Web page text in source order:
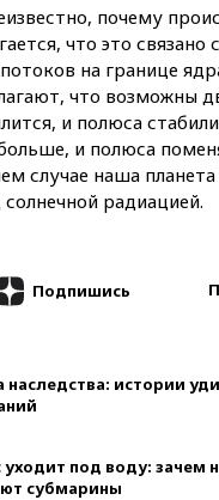
почему
что это связано
на границе
что возможны
и полюса
и полюса
случае наша
радиацией.
Подпишись
наследства: истории
уходит под воду: зачем
субмарины